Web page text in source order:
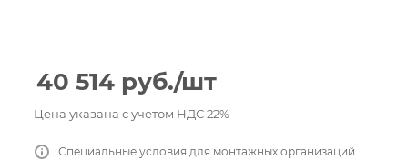
40 514 руб./шт
Цена указана с учетом НДС 22%
Специальные условия для монтажных организаций